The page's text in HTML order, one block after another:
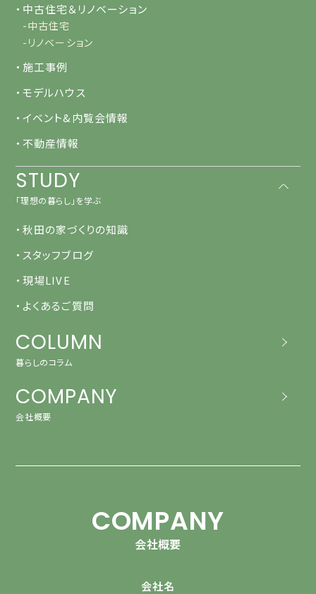
・中古住宅＆リノベーション
-中古住宅
-リノベーション
・施工事例
・モデルハウス
・イベント&内覧会情報
・不動産情報
STUDY
「理想の暮らし」を学ぶ
・秋田の家づくりの知識
・スタッフブログ
・現場LIVE
・よくあるご質問
COLUMN
暮らしのコラム
COMPANY
会社概要
COMPANY
会社概要
会社名